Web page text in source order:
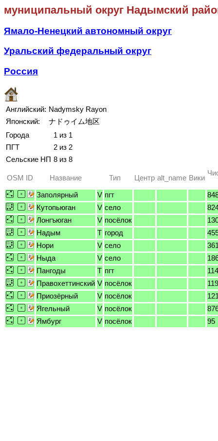
муниципальный округ Надымский
Ямало-Ненецкий автономный округ
Уральский федеральный округ
Россия
Английский: Nadymsky Rayon
Японский:
ナドゥイム地区
Города
1 из 1
ПГТ
2 из 2
Сельские НП 8 из 8
OSM ID Название Тип Центр alt_name Вики
Заполярный V пгт
Кутопьюган
V село
Лонгъюган
V посёлок
Надым
T город
Нори
V село
Ныда
V село
Пангоды
T пгт
Правохеттинский V посёлок
Приозёрный
V посёлок
Ягельный
V посёлок
Ямбург
V посёлок 95